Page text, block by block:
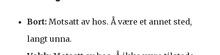
Bort: Motsatt av hos. Å være et annet sted,
langt unna.